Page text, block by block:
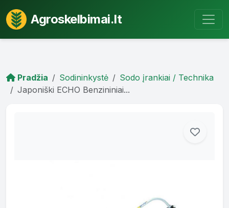
Agroskelbimai.lt
Pradžia Sodininkystė
Sodo įrankiai / Technika
Japoniški ECHO Benzininiai...